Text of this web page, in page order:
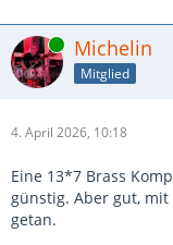
Online Michelin
Mitglied
4. April 2026, 10:18
Eine 13*7 Brass
günstig. Aber gut,
getan.